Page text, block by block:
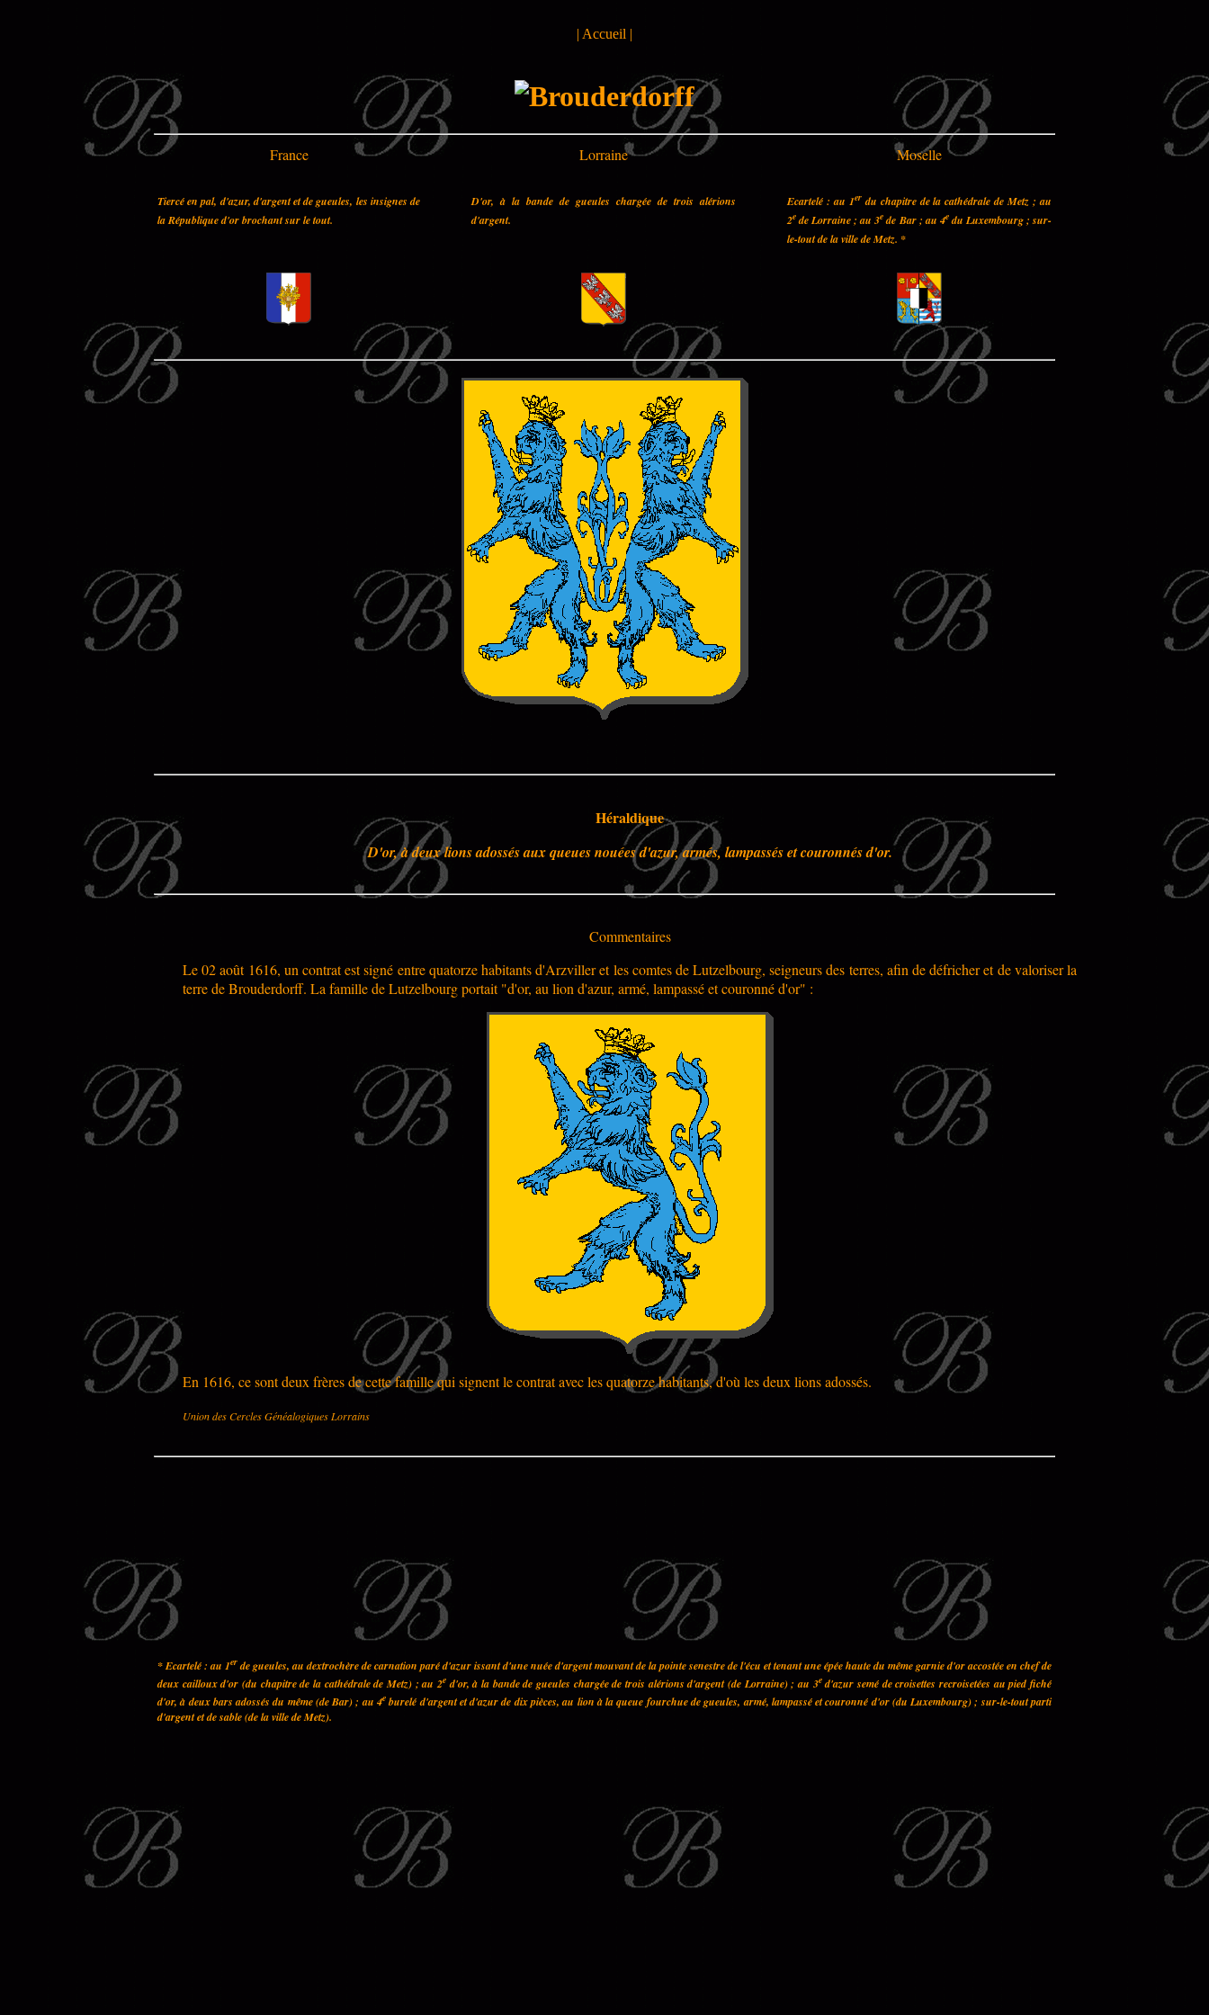
| Accueil |
France Lorraine Moselle
Tiercé en pal, d'azur, d'argent et de gueules, les insignes de
la République d'or brochant sur le tout.
D'or, à la bande de gueules chargée de trois alérions
d'argent.
Ecartelé : au 1erdu chapitre de la cathédrale de Metz ; au
2ede Lorraine ; au 3ede Bar ; au 4edu Luxembourg ; sur-
le-tout de la ville de Metz. *
Héraldique
D'or, à deux lions adossés aux queues nouées d'azur, armés, lampassés et couronnés d'or.
Commentaires
Le 02 août 1616, un contrat est signé entre quatorze habitants d'Arzviller et les comtes de Lutzelbourg, seigneurs des terres, afin de défricher et de valoriser la
terre de Brouderdorff. La famille de Lutzelbourg portait "d'or, au lion d'azur, armé, lampassé et couronné d'or" :
En 1616, ce sont deux frères de cette famille qui signent le contrat avec les quatorze habitants, d'où les deux lions adossés.
Union des Cercles Généalogiques Lorrains
* Ecartelé : au 1erde gueules, au dextrochère de carnation paré d'azur issant d'une nuée d'argent mouvant de la pointe senestre de l'écu et tenant une épée haute du même garnie d'or accostée en chef de
deux cailloux d'or (du chapitre de la cathédrale de Metz) ; au 2e d'or, à la bande de gueules chargée de trois alérions d'argent (de Lorraine) ; au 3ed'azur semé de croisettes recroisetées au pied fiché
d'or, à deux bars adossés du même (de Bar) ; au 4e burelé d'argent et d'azur de dix pièces, au lion à la queue fourchue de gueules, armé, lampassé et couronné d'or (du Luxembourg) ; sur-le-tout parti
d'argent et de sable (de la ville de Metz).